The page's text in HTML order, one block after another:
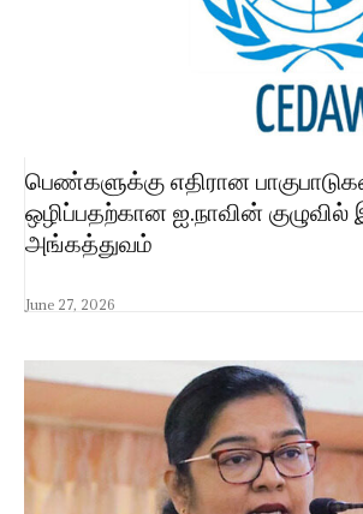
பெண்களுக்கு எதிரான
ஒழிப்பதற்கான ஐ.நாவின்
அங்கத்துவம்
June 27, 2026